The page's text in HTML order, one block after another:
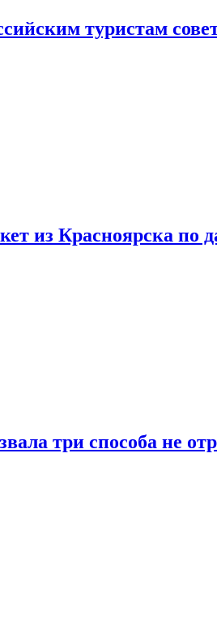
туристам
из Красноярска по
три способа не